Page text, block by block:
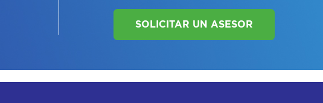
ASESORATE SOBRE
ELPLAN DE SALUD